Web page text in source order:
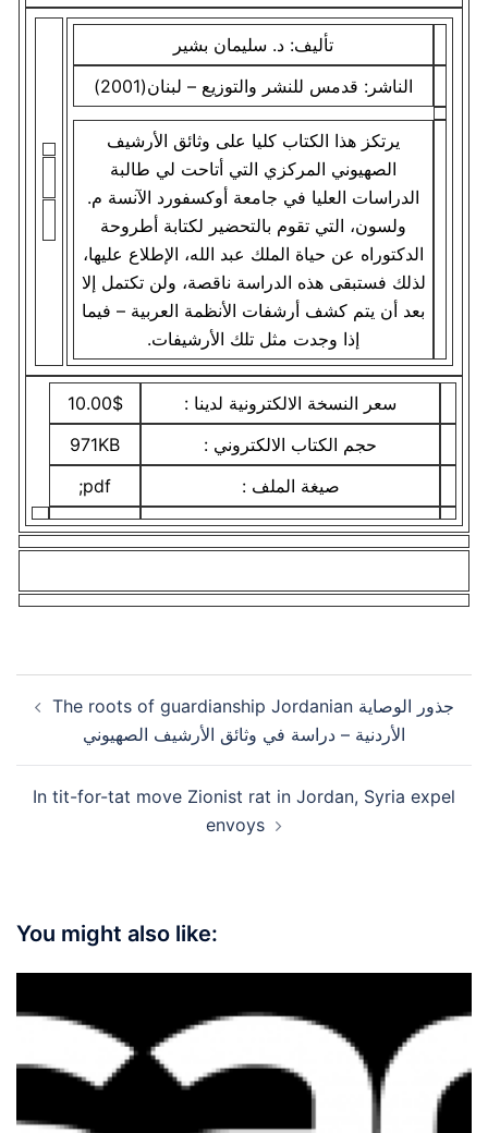
تأليف: د. سليمان بشير
الناشر: قدمس للنشر والتوزيع – لبنان(2001)
يرتكز هذا الكتاب كليا على وثائق الأرشيف
الصهيوني المركزي التي أتاحت لي طالبة
الدراسات العليا في جامعة أوكسفورد الآنسة م.
ولسون، التي تقوم بالتحضير لكتابة أطروحة
الدكتوراه عن حياة الملك عبد الله، الإطلاع عليها،
لذلك فستبقى هذه الدراسة ناقصة، ولن تكتمل إلا
بعد أن يتم كشف أرشفات الأنظمة العربية – فيما
إذا وجدت مثل تلك الأرشيفات.
سعر النسخة الالكترونية لدينا :
10.00$
حجم الكتاب الالكتروني :
971KB
صيغة الملف :
pdf;
navigation
The roots of guardianship Jordanian جذور الوصاية
الأردنية – دراسة في وثائق الأرشيف الصهيوني
In tit-for-tat move Zionist rat in Jordan, Syria expel
envoys
You might also like: